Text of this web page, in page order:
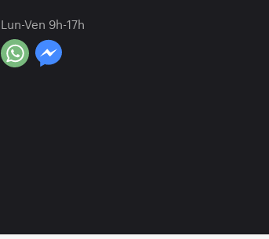
Lun-Ven 9h-17h